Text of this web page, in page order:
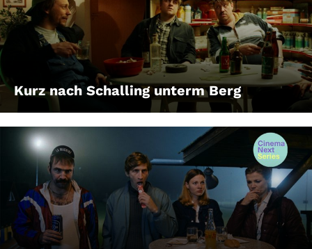
Kurz nach Schalling unterm Berg